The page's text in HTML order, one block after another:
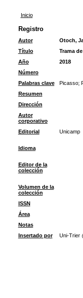
Inicio
Registro
Autor
Otoch,
Título
Trama
Año
2018
Número
Palabras clave
Picasso;
Resumen
Dirección
Autor
corporativo
Editorial
Unicamp
Idioma
Editor de la
colección
Volumen de la
colección
ISSN
Área
Notas
Insertado por
Uni-Trier